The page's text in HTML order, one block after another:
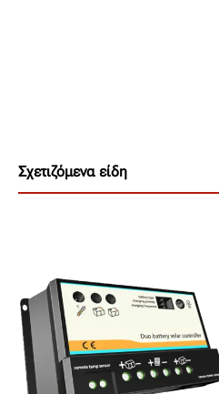
Σχετιζόμενα είδη